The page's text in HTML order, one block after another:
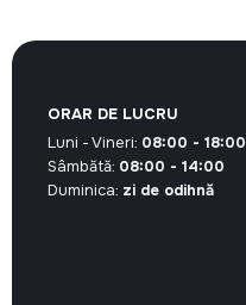
ORAR DE LUCRU
Luni - Vineri: 08:00 - 18:00
Sâmbătă: 08:00 - 14:00
Duminica: zi de odihnă